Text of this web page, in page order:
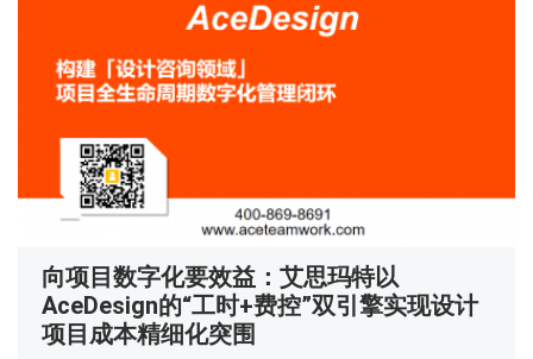
向项目数字化要效益：艾思玛特以
AceDesign的“工时+费控”双引擎实现设计
项目成本精细化突围